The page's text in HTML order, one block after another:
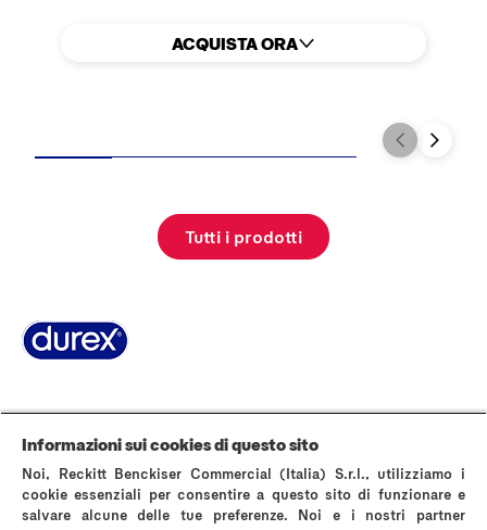
ACQUISTA ORA
Tutti i prodotti
La storia di DurexDomande FrequentiArea stampa
Contattaci
Politica sui cookiesAvviso sulla Privacy
Termini & Condizioni di Utilizzo del Sito Web
Informazioni sui cookies di questo sito
Noi, Reckitt Benckiser Commercial (Italia) S.r.l., utilizziamo i
cookie essenziali per consentire a questo sito di funzionare e
salvare alcune delle tue preferenze. Noi e i nostri partner